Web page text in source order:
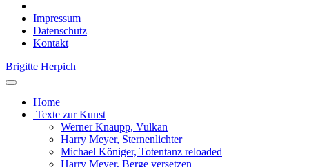
Impressum
Datenschutz
Kontakt
Brigitte Herpich
Home
Texte zur Kunst
Werner Knaupp, Vulkan
Harry Meyer, Sternenlichter
Michael Königer, Totentanz reloaded
Harry Meyer, Berge versetzen